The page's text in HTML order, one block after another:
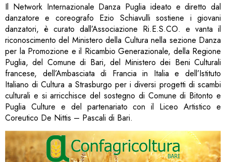
Il Network Internazionale Danza Puglia ideato e diretto dal
danzatore e coreografo Ezio Schiavulli sostiene i giovani
danzatori, è curato dall’Associazione Ri.E.S.CO. e vanta il
riconoscimento del Ministero della Cultura nella sezione Danza
per la Promozione e il Ricambio Generazionale, della Regione
Puglia, del Comune di Bari, del Ministero dei Beni Culturali
francese, dell’Ambasciata di Francia in Italia e dell’Istituto
Italiano di Cultura a Strasburgo per i diversi progetti di scambi
culturali e si arricchisce del sostegno di Comune di Bitonto e
Puglia Culture e del partenariato con il Liceo Artistico e
Coreutico De Nittis – Pascali di Bari.